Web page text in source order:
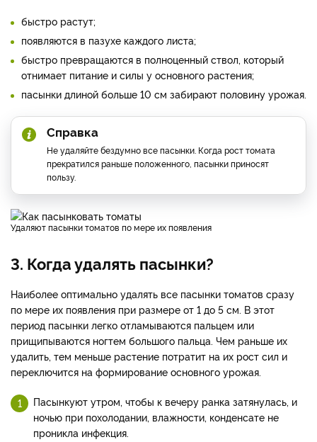
быстро растут;
появляются в пазухе каждого листа;
быстро превращаются в полноценный ствол, который
отнимает питание и силы у основного растения;
пасынки длиной больше 10 см забирают половину урожая.
Справка
Не удаляйте бездумно все пасынки. Когда рост томата
прекратился раньше положенного, пасынки приносят
пользу.
Удаляют пасынки томатов по мере их появления
3. Когда удалять пасынки?
Наиболее оптимально удалять все пасынки томатов сразу
по мере их появления при размере от 1 до 5 см. В этот
период пасынки легко отламываются пальцем или
прищипываются ногтем большого пальца. Чем раньше их
удалить, тем меньше растение потратит на их рост сил и
переключится на формирование основного урожая.
Пасынкуют утром, чтобы к вечеру ранка затянулась, и
ночью при похолодании, влажности, конденсате не
проникла инфекция.